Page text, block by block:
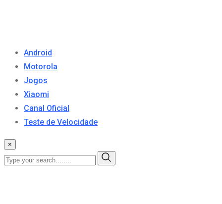
Android
Motorola
Jogos
Xiaomi
Canal Oficial
Teste de Velocidade
×